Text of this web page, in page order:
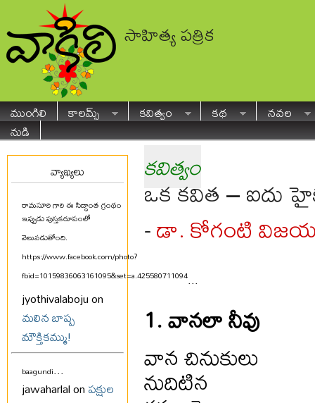
సాహిత్య పత్రిక
ముంగిలి కాలమ్స్ కవిత్వం కథ
నవల
నుడి
వ్యాఖ్యలు
రామసూరి గారి ఈ సిద్ధాంత గ్రంథం
ఇప్పుడు పుస్తకరూపంలో
వెలువడుతోంది.
https://www.facebook.com/photo?
fbid=10159836063161095&set=a.425580711094...
jyothivalaboju on
మలిన బాష్ప
మౌక్తికమ్ము!
baagundi...
jawaharlal onపక్షుల
కవిత్వం
ఒక కవిత – ఐదు
-డా. కోగంటి
1. వానలా నీవు
వాన చినుకులు
నుదిటిన